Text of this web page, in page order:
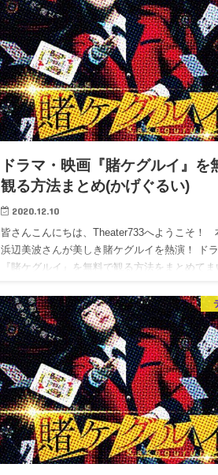
ドラマ・映画『賭ケグルイ』を
観る方法まとめ(かげぐるい)
2020.12.10
皆さんこんにちは、Theater733へようこそ！
浜辺美波さんが美しき賭ケグルイを熱演！ ド
『賭ケグルイ』を無料で観る方法をまとめてま